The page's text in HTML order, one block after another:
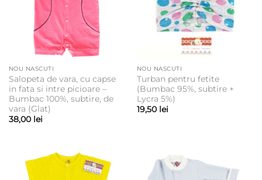
NOU NASCUTI
Salopeta de vara, cu capse
in fata si intre picioare –
Bumbac 100%, subtire, de
vara (Glat)
38,00 lei
NOU NASCUTI
Turban pentru fetite
(Bumbac 95%, subtire +
Lycra 5%)
19,50 lei